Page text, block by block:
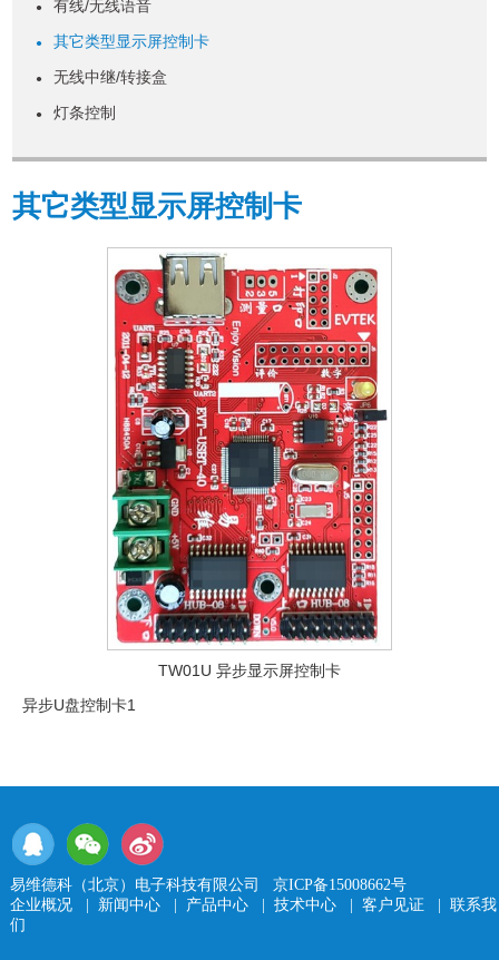
● 有线/无线语音
● 其它类型显示屏控制卡
● 无线中继/转接盒
● 灯条控制
其它类型显示屏控制卡
TW01U 异步显示屏控制卡
异步U盘控制卡1
易维德科（北京）电子科技有限公司 京ICP备15008662号
企业概况| 新闻中心| 产品中心| 技术中心| 客户见证
联系我
们